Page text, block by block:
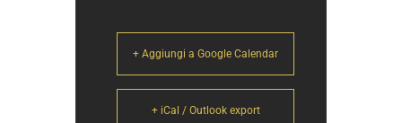
+ Aggiungi a Google Calendar
+ iCal / Outlook export